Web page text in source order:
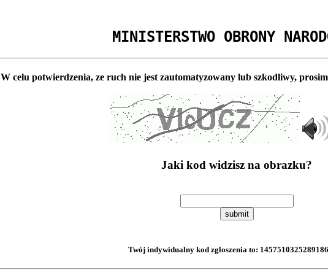
MINISTERSTWO OBRONY
W celu potwierdzenia, ze ruch nie jest zautomatyzowany lub szkodliwy,
Jaki kod widzisz na obrazku?
submit
Twój indywidualny kod zgloszenia to: